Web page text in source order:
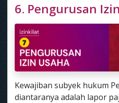
6. Pengurusan
Kewajiban subyek hukum
diantaranya adalah lapor